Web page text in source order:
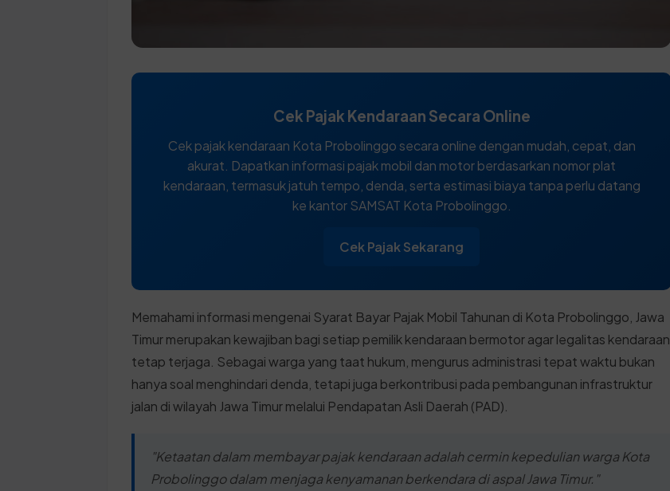
Cek Pajak Kendaraan Secara Online
Cek pajak kendaraan Kota Probolinggo secara online dengan mudah, cepat, dan
akurat. Dapatkan informasi pajak mobil dan motor berdasarkan nomor plat
kendaraan, termasuk jatuh tempo, denda, serta estimasi biaya tanpa perlu datang
ke kantor SAMSAT Kota Probolinggo.
Cek Pajak Sekarang
Memahami informasi mengenai Syarat Bayar Pajak Mobil Tahunan di Kota Probolinggo, Jawa
Timur merupakan kewajiban bagi setiap pemilik kendaraan bermotor agar legalitas kendaraan
tetap terjaga. Sebagai warga yang taat hukum, mengurus administrasi tepat waktu bukan
hanya soal menghindari denda, tetapi juga berkontribusi pada pembangunan infrastruktur
jalan di wilayah Jawa Timur melalui Pendapatan Asli Daerah (PAD).
"Ketaatan dalam membayar pajak kendaraan adalah cermin kepedulian warga Kota
Probolinggo dalam menjaga kenyamanan berkendara di aspal Jawa Timur."